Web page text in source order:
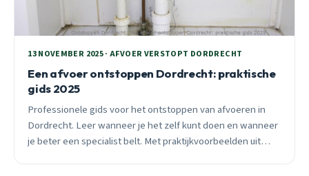
13 NOVEMBER 2025 · AFVOER VERSTOPT DORDRECHT
Een afvoer ontstoppen Dordrecht: praktische
gids 2025
Professionele gids voor het ontstoppen van afvoeren in
Dordrecht. Leer wanneer je het zelf kunt doen en wanneer
je beter een specialist belt. Met praktijkvoorbeelden uit